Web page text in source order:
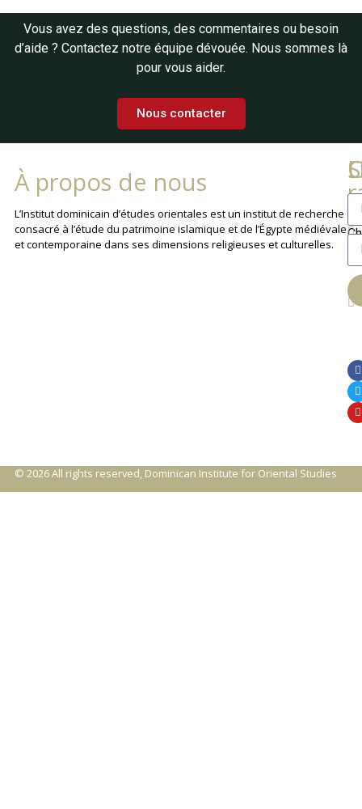
Vous avez des questions, des commentaires ou besoin
d’aide ? Contactez notre équipe dévouée. Nous sommes là
pour vous aider.
Nous contacter
À propos de nous
L’Institut dominicain d’études orientales est un institut de recherche
consacré à l’étude du patrimoine islamique et de l’Égypte médiévale
et contemporaine dans ses dimensions religieuses et culturelles.
La
© 2026 All rights reserved, Dominican Institute for Oriental Studies